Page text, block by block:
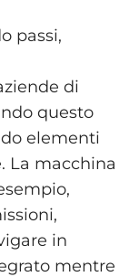
passi,
di
questo
elementi
La macchina
in
mentre